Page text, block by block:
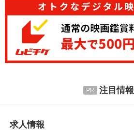
注目情報
求人情報